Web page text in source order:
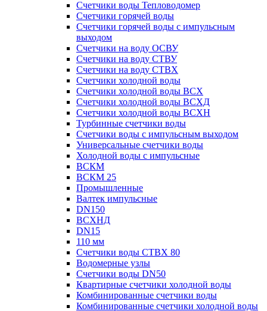
Счетчики воды Тепловодомер
Счетчики горячей воды
Счетчики горячей воды с импульсным
выходом
Счетчики на воду ОСВУ
Счетчики на воду СТВУ
Счетчики на воду СТВХ
Счетчики холодной воды
Счетчики холодной воды ВСХ
Счетчики холодной воды ВСХД
Счетчики холодной воды ВСХН
Турбинные счетчики воды
Счетчики воды с импульсным выходом
Универсальные счетчики воды
Холодной воды с импульсные
ВСКМ
ВСКМ 25
Промышленные
Валтек импульсные
DN150
ВСХНД
DN15
110 мм
Счетчики воды СТВХ 80
Водомерные узлы
Счетчики воды DN50
Квартирные счетчики холодной воды
Комбинированные счетчики воды
Комбинированные счетчики холодной воды